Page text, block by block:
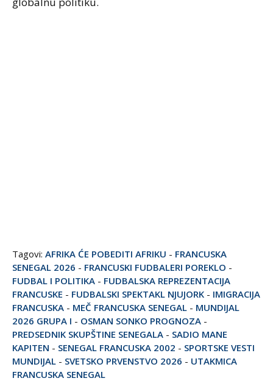
Tagovi: AFRIKA ĆE POBEDITI AFRIKU - FRANCUSKA
SENEGAL 2026 - FRANCUSKI FUDBALERI POREKLO -
FUDBAL I POLITIKA - FUDBALSKA REPREZENTACIJA
FRANCUSKE - FUDBALSKI SPEKTAKL NJUJORK - IMIGRACIJA
FRANCUSKA - MEČ FRANCUSKA SENEGAL - MUNDIJAL
2026 GRUPA I - OSMAN SONKO PROGNOZA -
PREDSEDNIK SKUPŠTINE SENEGALA - SADIO MANE
KAPITEN - SENEGAL FRANCUSKA 2002 - SPORTSKE VESTI
MUNDIJAL - SVETSKO PRVENSTVO 2026 - UTAKMICA
FRANCUSKA SENEGAL